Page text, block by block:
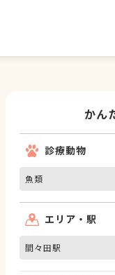
かん
診療動物
魚類
エリア・駅
間々田駅